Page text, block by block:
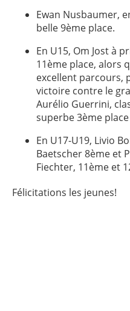
Ewan Nusbaumer,
belle 9ème place.
En U15, Om Jost à
11ème place, alors
excellent parcours,
victoire contre le
Aurélio Guerrini,
superbe 3ème place
En U17-U19, Livio
Baetscher 8ème et
Fiechter, 11ème et
Félicitations les jeunes!